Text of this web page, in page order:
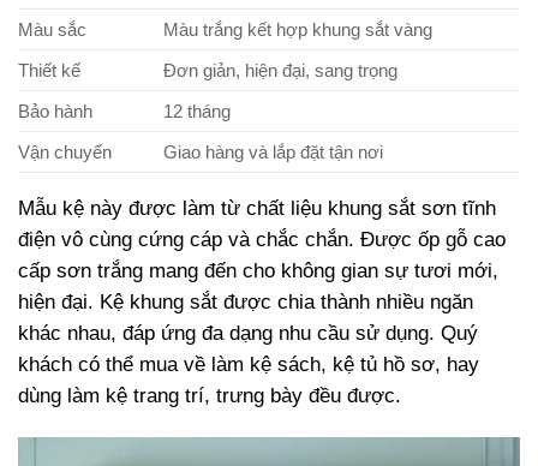
Màu sắc
Màu trắng kết hợp khung sắt vàng
Thiết kế
Đơn giản, hiện đại, sang trọng
Bảo hành
12 tháng
Vận chuyển
Giao hàng và lắp đặt tận nơi
Mẫu kệ này được làm từ chất liệu khung sắt sơn tĩnh
điện vô cùng cứng cáp và chắc chắn. Được ốp gỗ cao
cấp sơn trắng mang đến cho không gian sự tươi mới,
hiện đại. Kệ khung sắt được chia thành nhiều ngăn
khác nhau, đáp ứng đa dạng nhu cầu sử dụng. Quý
khách có thể mua về làm kệ sách, kệ tủ hồ sơ, hay
dùng làm kệ trang trí, trưng bày đều được.